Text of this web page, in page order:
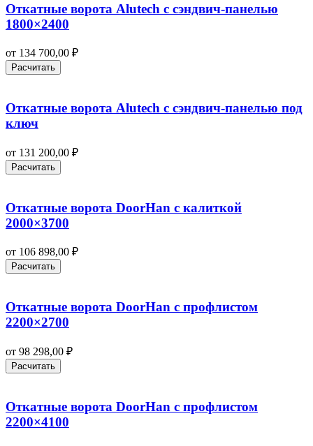
Откатные ворота Alutech с сэндвич-панелью
1800×2400
от 134 700,00 ₽
Расчитать
Откатные ворота Alutech с сэндвич-панелью под
ключ
от 131 200,00 ₽
Расчитать
Откатные ворота DoorHan с калиткой
2000×3700
от 106 898,00 ₽
Расчитать
Откатные ворота DoorHan с профлистом
2200×2700
от 98 298,00 ₽
Расчитать
Откатные ворота DoorHan с профлистом
2200×4100